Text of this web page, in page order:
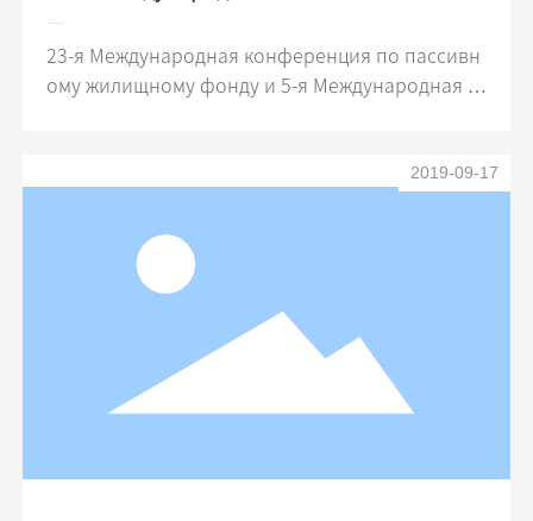
о жилья
23-я Международная конференция по пассивн
ому жилищному фонду и 5-я Международная в
dian, провинция Хэбэй. В это время Шанхай Ча
(Сан-Гобан Нуаньбянь), приглашая новых и ста
рых клиентов посетить и обсудить. Адрес: Кита
йский международный город дверей и окон, Га
обейдиан, провинция Хэбэй. Стенд: B-12 Время
выставки: с 9 октября 2019 г. по 11 октября 201
9 г. Контактное лицо: менеджер Ян Контакты Те
л: 13370009128
2019-09-17